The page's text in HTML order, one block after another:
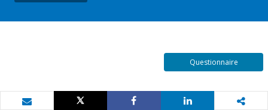
Questionnaire